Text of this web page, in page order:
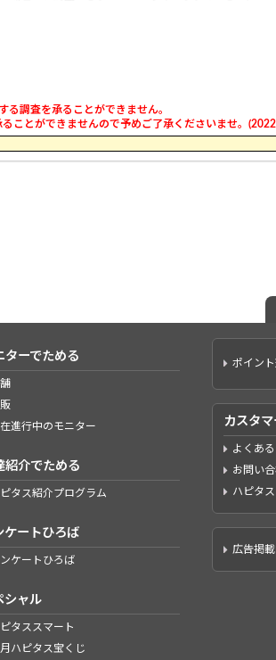
調査を承ることができません。
ことができませんので予めご了承くださいませ。
ターでためる
進行中のモニター
紹介でためる
タス紹介プログラム
ケートひろば
ケートひろば
シャル
タススマート
ハピタス宝くじ
ポイン
カスタ
よくあ
お問い
ハピタ
広告掲